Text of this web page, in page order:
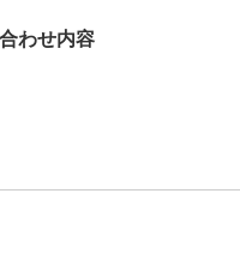
わせ内容